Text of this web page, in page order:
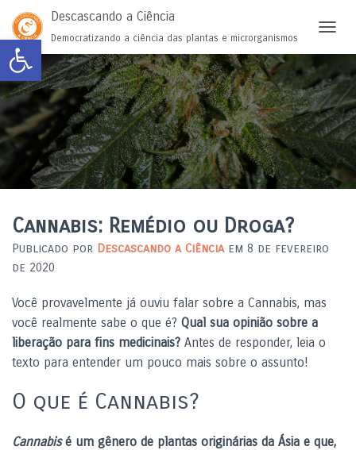
Abrir a barra de ferramentas
Descascando a Ciência
Democratizando a ciência das plantas e microrganismos
Cannabis: Remédio ou Droga?
Publicado por Descascando a Ciênciaem 8 de fevereiro
de 2020
Você provavelmente já ouviu falar sobre a Cannabis, mas
você realmente sabe o que é? Qual sua opinião sobre a
liberação para fins medicinais? Antes de responder, leia o
texto para entender um pouco mais sobre o assunto!
O que é Cannabis?
Cannabisé um gênero de plantas originárias da Ásia e que,